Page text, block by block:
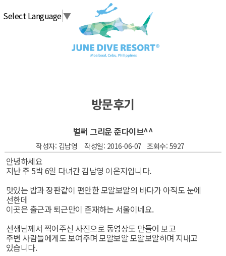
Select Language▼
방문후기
벌써 그리운 준다이브^^
작성자: 김남영 작성일: 2016-06-07 조회수: 5927
안녕하세요
지난 주 5박 6일 다녀간 김남영 이은지입니다.
맛있는 밥과 장판같이 편안한 모알보알의 바다가 아직도 눈에
선한데
이곳은 출근과 퇴근만이 존재하는 서울이네요.
선생님께서 찍어주신 사진으로 동영상도 만들어 보고
주변 사람들에게도 보여주며 모알보알 모알보알하며 지내고
있습니다.